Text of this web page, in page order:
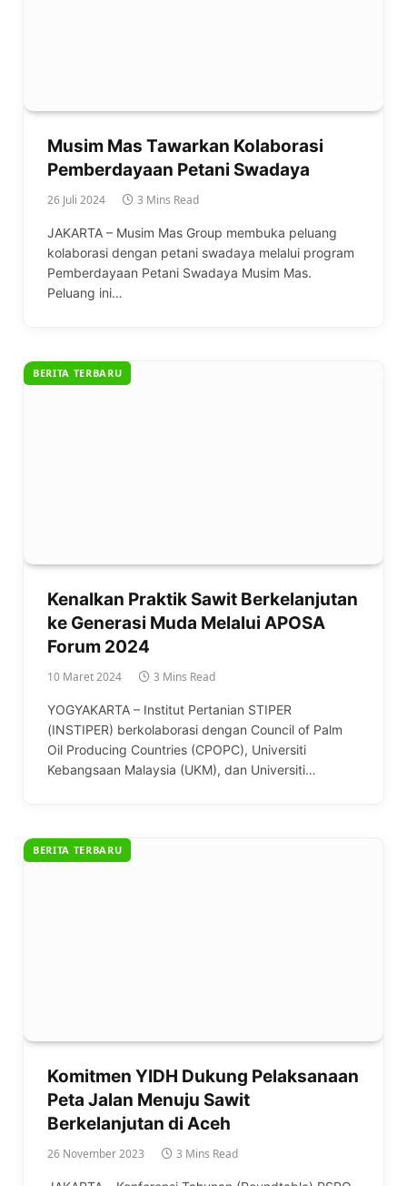
Musim Mas Tawarkan Kolaborasi
Pemberdayaan Petani Swadaya
26 Juli 2024 3 Mins Read
JAKARTA – Musim Mas Group membuka peluang
kolaborasi dengan petani swadaya melalui program
Pemberdayaan Petani Swadaya Musim Mas.
Peluang ini…
BERITA TERBARU
Kenalkan Praktik Sawit Berkelanjutan
ke Generasi Muda Melalui APOSA
Forum 2024
10 Maret 2024 3 Mins Read
YOGYAKARTA – Institut Pertanian STIPER
(INSTIPER) berkolaborasi dengan Council of Palm
Oil Producing Countries (CPOPC), Universiti
Kebangsaan Malaysia (UKM), dan Universiti…
BERITA TERBARU
Komitmen YIDH Dukung Pelaksanaan
Peta Jalan Menuju Sawit
Berkelanjutan di Aceh
26 November 2023 3 Mins Read